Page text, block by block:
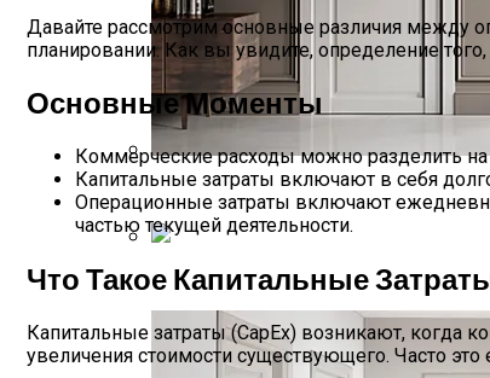
Входные Двери В Квартиру В
Межкомнатные Двери Profil Doors
Давайте рассмотрим основные различия между
планировании. Как вы увидите, определение
Основные Моменты
Коммерческие расходы можно разделить
Капитальные затраты включают в себя
Операционные затраты включают
частью текущей деятельности.
Что Такое Капитальные
Капитальные затраты (CapEx) возникают, когда
увеличения стоимости существующего. Часто